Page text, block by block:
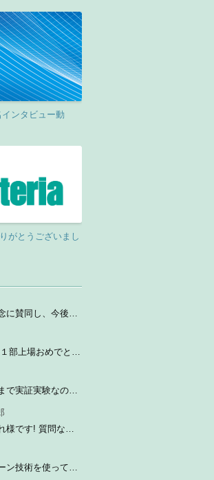
ンタビュー動
がとうございまし
御社の経営理念に賛同し、今後の成長を期待して今日微量なが...
平野様： 東証１部上場おめでとうございます。ひとえに平...
今回は、あくまで実証実験なので、当社の売上に関しては未定...
平野社長お疲れ様です! 質問なんですが、インフォテリアはソ...
ブロックチェーン技術を使って、現状それなりに触れる機会が...